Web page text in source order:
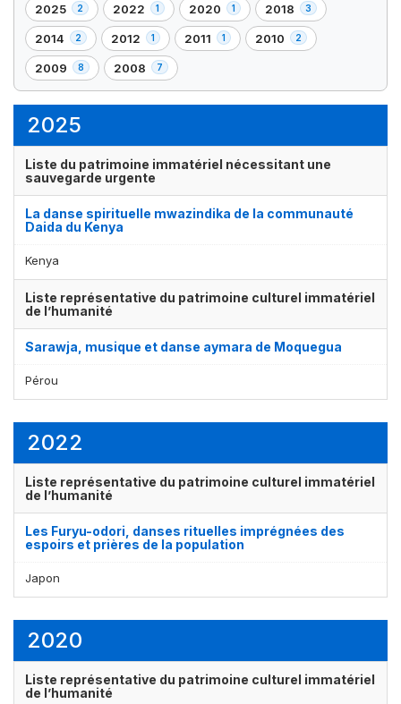
Affichage par et
2025 2
,
2
élément(s)
2022 1
,
1
élément(s)
2020 1
,
1
élément(s)
2018 3
,
3
élément(s)
2014 2
,
2
élément(s)
2012 1
,
1
élément(s)
2011 1
,
2010 2
,
2009 8
,
8
2008 7
,
7
2025
Liste du patrimoine immatériel nécessitant une
sauvegarde urgente
La danse spirituelle mwazindika de la communauté
Daida du Kenya
Kenya
Liste représentative du patrimoine culturel immatériel
de l’humanité
Sarawja, musique et danse aymara de Moquegua
Pérou
2022
Liste représentative du patrimoine culturel immatériel
de l’humanité
Les Furyu-odori, danses rituelles imprégnées des
espoirs et prières de la population
Japon
2020
Liste représentative du patrimoine culturel immatériel
de l’humanité